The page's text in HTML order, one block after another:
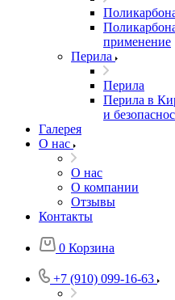
применение
Перила
Перила
Перила в
и
Галерея
О нас
О нас
О компании
Отзывы
Контакты
0 Корзина
+7 (910) 099-16-63